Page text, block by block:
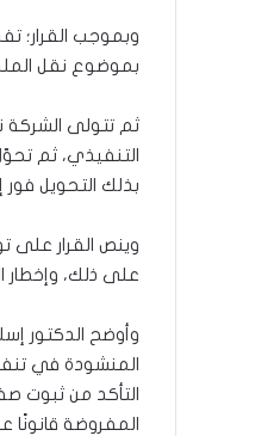
وبموجب القرار؛
بموضوع نقل
ثم تتولى الشركة
التنفيذي، ثم
بذلك التحويل
وينص القرار على
على ذلك، وإخطار
وأوضح الدكتور
المنشودة في
التأكد من ثبوت
المفروضة